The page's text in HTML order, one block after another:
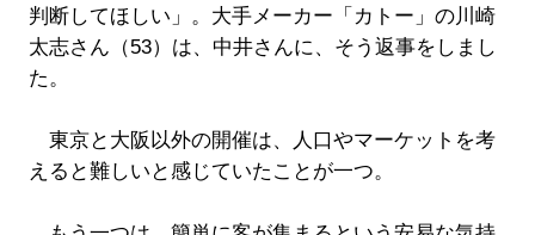
判断してほしい」。大手メーカー「カトー」の川崎
太志さん（53）は、中井さんに、そう返事をしまし
た。
東京と大阪以外の開催は、人口やマーケットを考
えると難しいと感じていたことが一つ。